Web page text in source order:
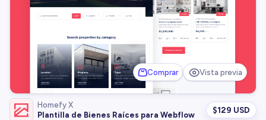
Comprar Vista previa
Homefy X
Plantilla de Bienes Raíces para Webflow
$129 USD